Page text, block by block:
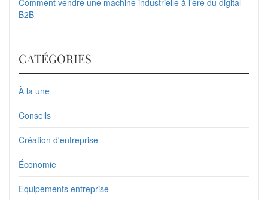
B2B
CATÉGORIES
À la une
Conseils
Création d'entreprise
Économie
Equipements entreprise